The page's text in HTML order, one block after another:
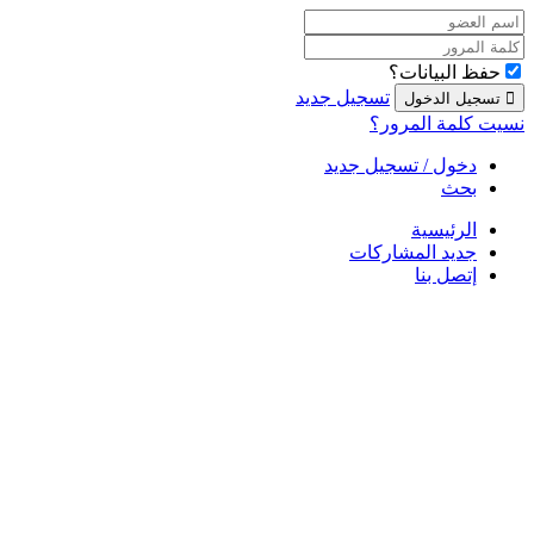
حفظ البيانات؟
تسجيل جديد
نسيت كلمة المرور؟
دخول / تسجيل جديد
بحث
الرئيسية
جديد المشاركات
إتصل بنا